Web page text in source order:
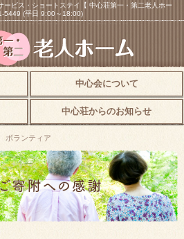
ビス・ショートステイ【 中心荘第一・第二老人ホー
5449 (平日 9:00～18:00)
中心会について
中心荘からのお知らせ
ボランティア